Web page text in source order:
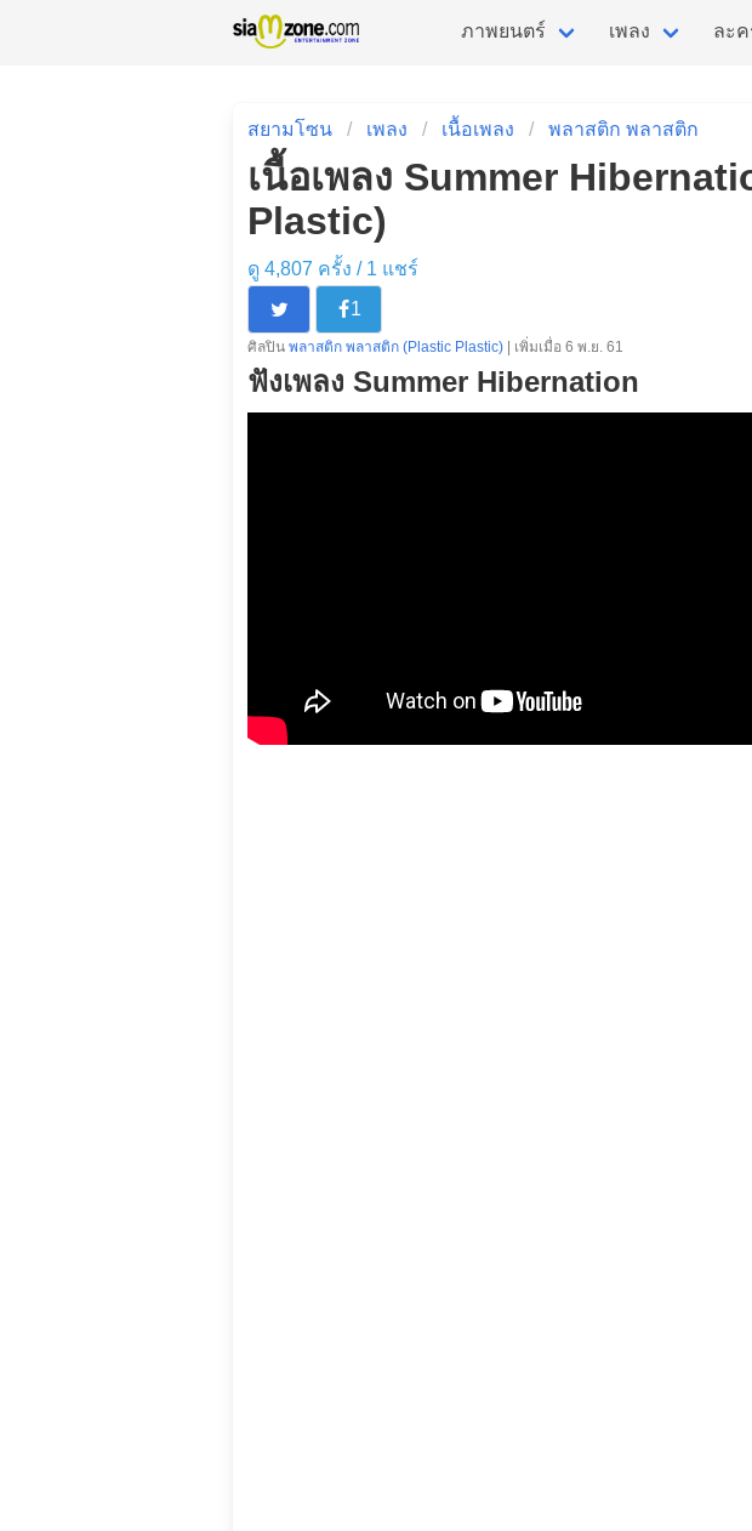
ภาพยนตร์ เพลง ละค
สยามโซน เพลง เนื้อเพลง พลาสติก พลาสติก
เนื้อเพลง Summer
Plastic)
ดู 4,807 ครั้ง / 1 แชร์
1
ศิลปิน พลาสติก พลาสติก (Plastic Plastic) | เพิ่มเมื่อ 6 พ.ย. 61
ฟังเพลง Summer Hibernation